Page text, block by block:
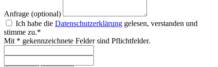
Anfrage (optional)
Ich habe die Datenschutzerklärung gelesen, verstanden und
stimme zu.*
Mit * gekennzeichnete Felder sind Pflichtfelder.